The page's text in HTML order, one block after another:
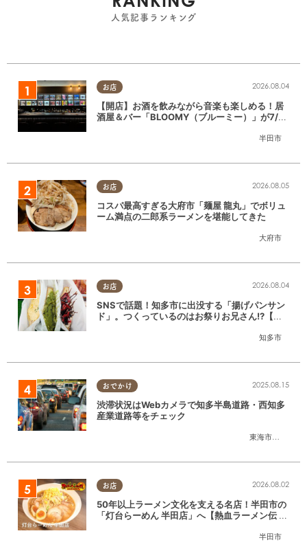
人気記事ランキング
お店
半田市
2026.08.04
【開店】お酒を飲みながら音楽も楽しめる！居
酒屋＆バー「BLOOMY（ブルーミー）」が7/3
お店
大府市
2026.08.05
コスパ最高すぎる大府市「麺屋 龍丸」でボリュ
ーム満点の二郎系ラーメンを堪能してきた
お店
知多市
2026.08.04
SNSで話題！知多市に出没する「揚げパンサン
ド」。つくっているのはお祭りお兄さん!?【ち
おでかけ
東海市
,大府市
2025.08.15
渋滞状況はWebカメラで知多半島道路・西知多
産業道路等をチェック
お店
半田市
2026.08.02
50年以上ラーメン文化を支える名店！半田市の
「灯台らーめん 半田店」へ【熱血ラーメン伝 8